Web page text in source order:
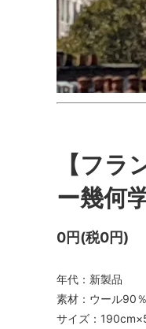
【フ
ー幾何
0円(税0円)
年代：新製品
素材：ウール90
サイズ：